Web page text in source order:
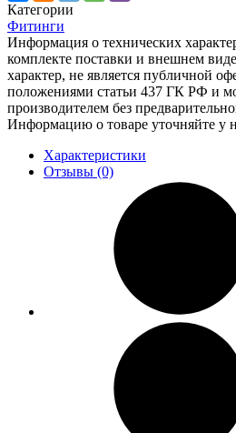
Категории
Фитинги
Информация о технических
комплекте поставки и внешнем
характер, не является публичной
положениями статьи 437 ГК РФ и
производителем без
Информацию о товаре уточняйте у
Характеристики
Отзывы (0)